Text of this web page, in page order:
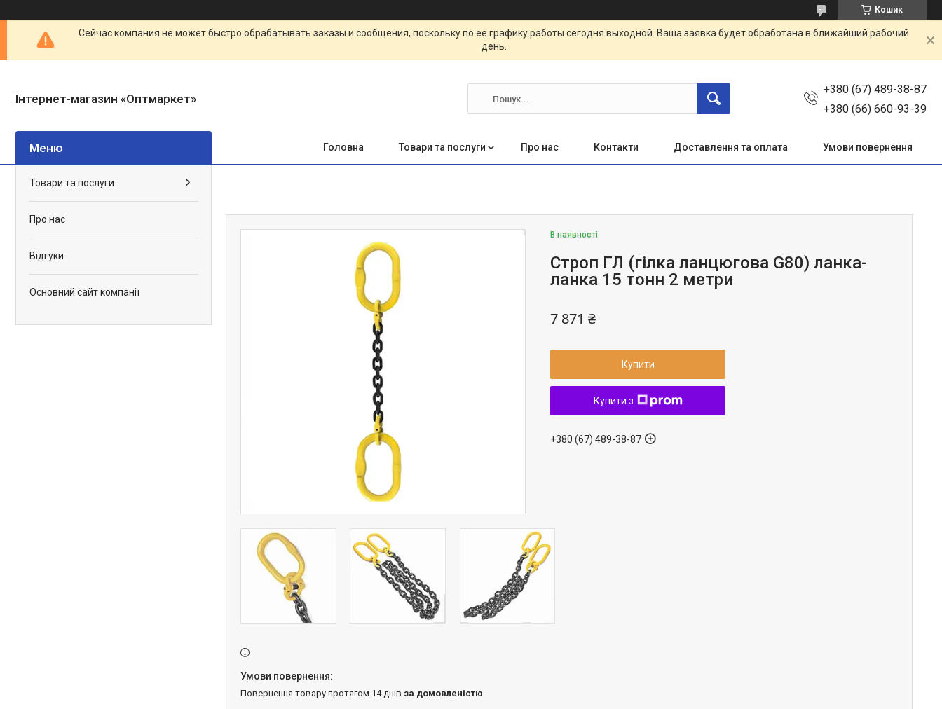
Кошик
Сейчас компания не может быстро обрабатывать заказы и сообщения, поскольку по ее графику работы сегодня выходной. Ваша заявка будет обработана в ближайший рабочий
день.
Інтернет-магазин «Оптмаркет»
+380 (67) 489-38-87
+380 (66) 660-93-39
Головна Товари та послуги Про нас Контакти Доставлення та оплата Умови повернення
В наявності
Строп ГЛ (гілка ланцюгова G80) ланка-
ланка 15 тонн 2 метри
7 871 ₴
Купити
Купити з
+380 (67) 489-38-87
повернення товару протягом 14 днів за домовленістю
Товари та послуги
Про нас
Відгуки
Основний сайт компанії